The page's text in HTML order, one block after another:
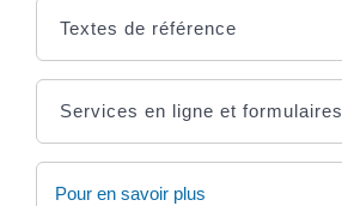
Textes de référence
Services en ligne et formulaires
Pour en savoir plus